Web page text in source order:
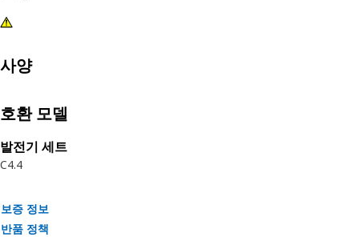
사양
호환 모델
발전기 세트
C4.4
보증 정보
반품 정책